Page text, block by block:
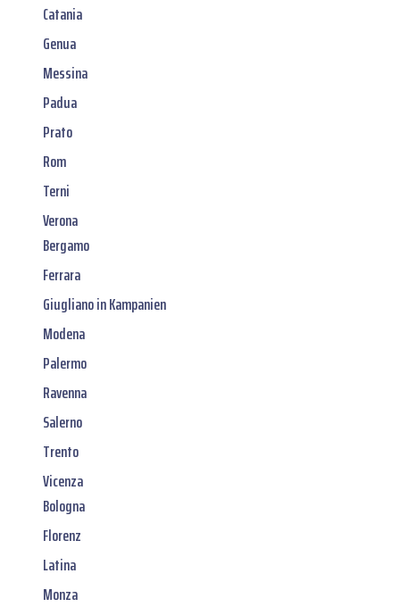
Catania
Genua
Messina
Padua
Prato
Rom
Terni
Verona
Bergamo
Ferrara
Giugliano in Kampanien
Modena
Palermo
Ravenna
Salerno
Trento
Vicenza
Bologna
Florenz
Latina
Monza